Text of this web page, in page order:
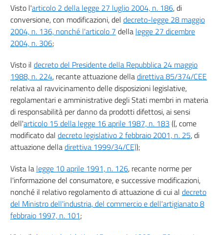
((Capo II
Pratiche commerciali scorrette))
20
21
22
22 bis
23
((SEZIONE II
Pratiche commerciali aggressive))
24
26
((Capo III
Applicazione))
27
Visto l'articolo 2 della legge 27 luglio 2004, n. 186, di
conversione, con modificazioni, del decreto-legge 28 maggio
2004, n. 136, nonché l'articolo 7 della legge 27 dicembre
2004, n. 306;
Visto il decreto del Presidente della Repubblica 24 maggio
1988, n. 224, recante attuazione delladirettiva 85/374/CEE
relativa al ravvicinamento delle disposizioni legislative,
regolamentari e amministrative degli Stati membri in materia
di responsabilità per danno da prodotti difettosi, ai sensi
dell'articolo 15 della legge 16 aprile 1987, n. 183 ((, come
modificato dal decreto legislativo 2 febbraio 2001, n. 25, di
attuazione delladirettiva 1999/34/CE));
Vista la legge 10 aprile 1991, n. 126, recante norme per
l'informazione del consumatore, e successive modificazioni,
nonché il relativo regolamento di attuazione di cui al decreto
del Ministro dell'industria, del commercio e dell'artigianato 8
febbraio 1997, n. 101;